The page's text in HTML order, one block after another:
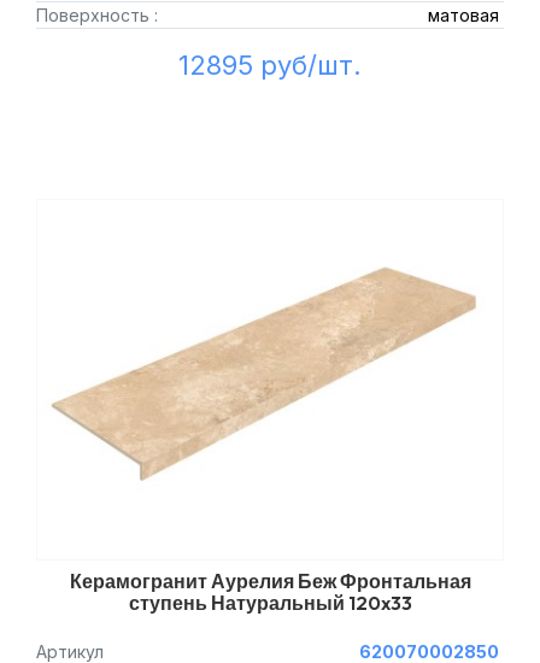
Поверхность :
матовая
12895 руб/шт.
Керамогранит Аурелия Беж Фронтальная
ступень Натуральный 120x33
Артикул
620070002850